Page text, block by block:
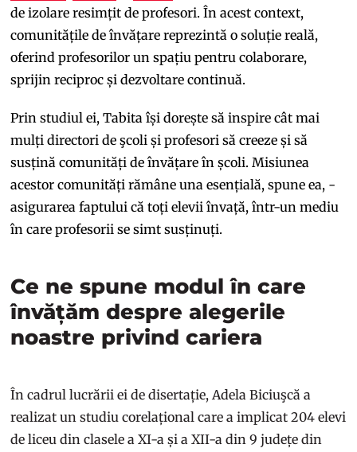
de izolare resimțit de profesori. În acest context,
comunitățile de învățare reprezintă o soluție reală,
oferind profesorilor un spațiu pentru colaborare,
sprijin reciproc și dezvoltare continuă.
Prin studiul ei, Tabita își dorește să inspire cât mai
mulți directori de şcoli și profesori să creeze și să
susțină comunități de învățare în școli. Misiunea
acestor comunități rămâne una esențială, spune ea, -
asigurarea faptului că toți elevii învață, într-un mediu
în care profesorii se simt susținuți.
Ce ne spune modul în care
învățăm despre alegerile
noastre privind cariera
În cadrul lucrării ei de disertație, Adela Biciuşcă a
realizat un studiu corelațional care a implicat 204 elevi
de liceu din clasele a XI-a și a XII-a din 9 județe din